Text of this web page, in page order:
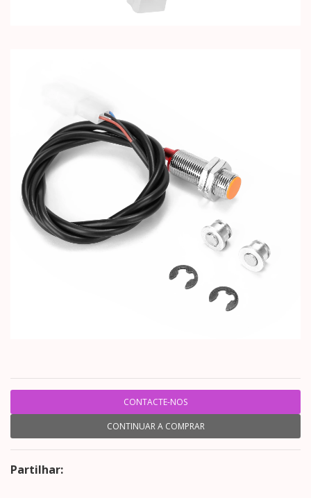
CONTACTE-NOS
CONTINUAR A COMPRAR
Partilhar: